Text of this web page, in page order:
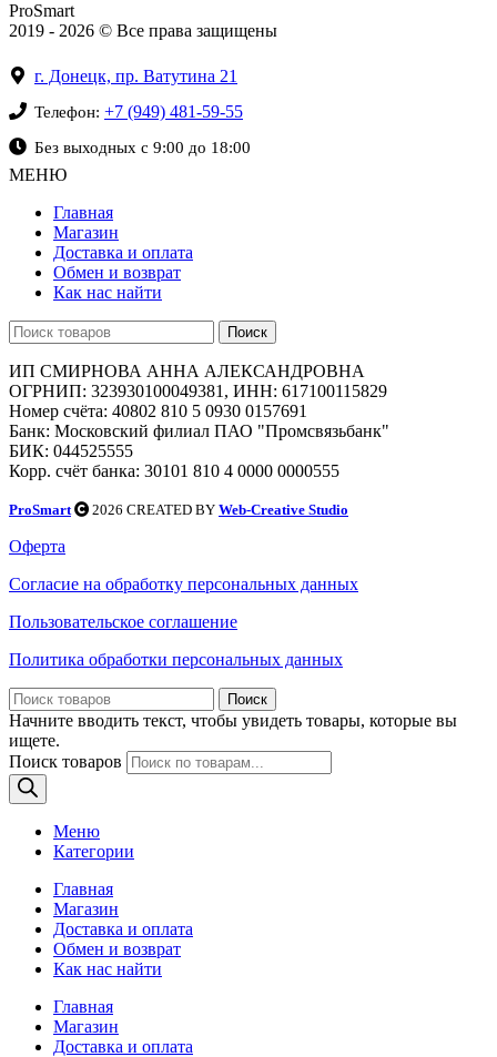
ProSmart
2019 - 2026 © Все права защищены
г. Донецк, пр. Ватутина 21
Телефон: +7 (949) 481-59-55
Без выходных с 9:00 до 18:00
МЕНЮ
Главная
Магазин
Доставка и оплата
Обмен и возврат
Как нас найти
Поиск
ИП СМИРНОВА АННА АЛЕКСАНДРОВНА
ОГРНИП: 323930100049381, ИНН: 617100115829
Номер счёта: 40802 810 5 0930 0157691
Банк: Московский филиал ПАО "Промсвязьбанк"
БИК: 044525555
Корр. счёт банка: 30101 810 4 0000 0000555
ProSmart 2026 CREATED BY Web-Creative Studio
Оферта
Согласие на обработку персональных данных
Пользовательское соглашение
Политика обработки персональных данных
Поиск
Начните вводить текст, чтобы увидеть товары, которые вы
ищете.
Поиск товаров
Меню
Категории
Главная
Магазин
Доставка и оплата
Обмен и возврат
Как нас найти
Главная
Магазин
Доставка и оплата